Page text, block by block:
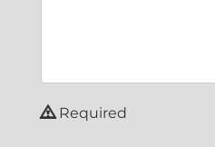
Required